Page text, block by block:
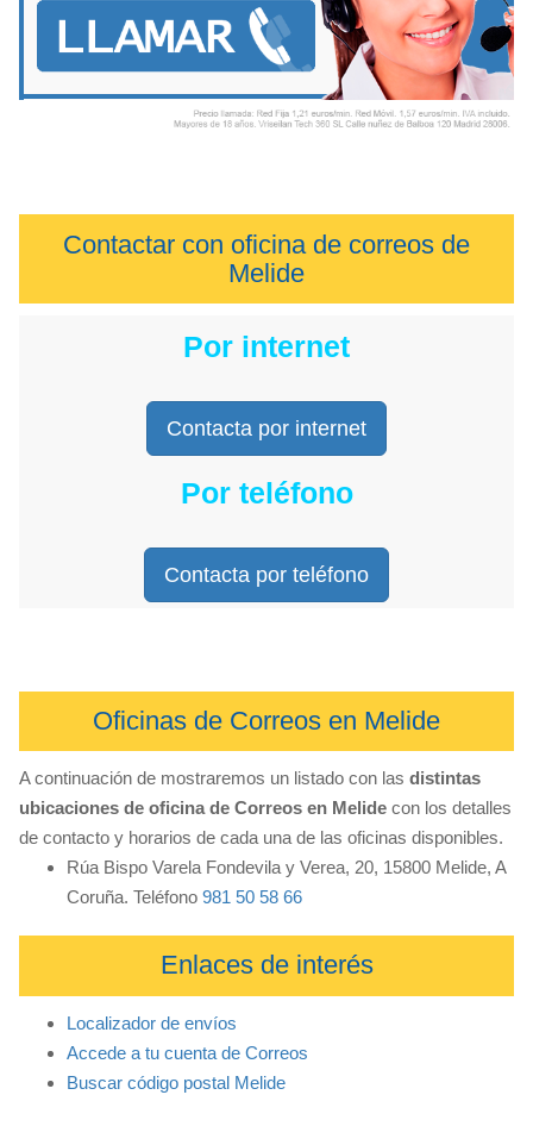
Contactar con oficina de correos de
Melide
Por internet
Contacta por internet
Por teléfono
Contacta por teléfono
Oficinas de Correos en Melide
A continuación de mostraremos un listado con las distintas
ubicaciones de oficina de Correos en Melide con los detalles
de contacto y horarios de cada una de las oficinas disponibles.
Rúa Bispo Varela Fondevila y Verea, 20, 15800 Melide, A
Coruña. Teléfono 981 50 58 66
Enlaces de interés
Localizador de envíos
Accede a tu cuenta de Correos
Buscar código postal Melide